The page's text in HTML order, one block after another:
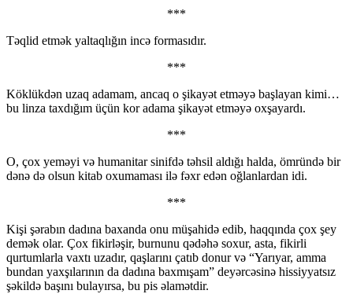
***
Təqlid etmək yaltaqlığın incə formasıdır.
***
Köklükdən uzaq adamam, ancaq o şikayət etməyə başlayan kimi…
bu linza taxdığım üçün kor adama şikayət etməyə oxşayardı.
***
O, çox yeməyi və humanitar sinifdə təhsil aldığı halda, ömründə bir
dənə də olsun kitab oxumaması ilə fəxr edən oğlanlardan idi.
***
Kişi şərabın dadına baxanda onu müşahidə edib, haqqında çox şey
demək olar. Çox fikirləşir, burnunu qədəhə soxur, asta, fikirli
qurtumlarla vaxtı uzadır, qaşlarını çatıb donur və “Yarıyar, amma
bundan yaxşılarının da dadına baxmışam” deyərcəsinə hissiyyatsız
şəkildə başını bulayırsa, bu pis əlamətdir.